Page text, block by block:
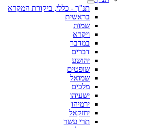
תנ"ך - כללי, ביקורת המקרא
בראשית
שמות
ויקרא
במדבר
דברים
יהושע
שופטים
שמואל
מלכים
ישעיהו
ירמיהו
יחזקאל
תרי עשר